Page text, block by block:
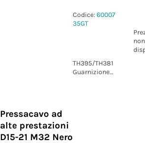
Codice:60007
35GT
non
TH395/TH381
Guarnizione
Pressacavo ad
alte prestazioni
D15-21 M32 Nero